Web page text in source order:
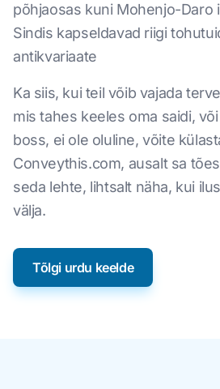
põhjaosas kuni Mohenjo-Daro
Sindis kapseldavad riigi
antikvariaate
Ka siis, kui teil võib vajada
mis tahes keeles oma saidi,
boss, ei ole oluline, võite
Conveythis.com, ausalt sa
seda lehte, lihtsalt näha, kui
välja.
Tõlgi urdu keelde